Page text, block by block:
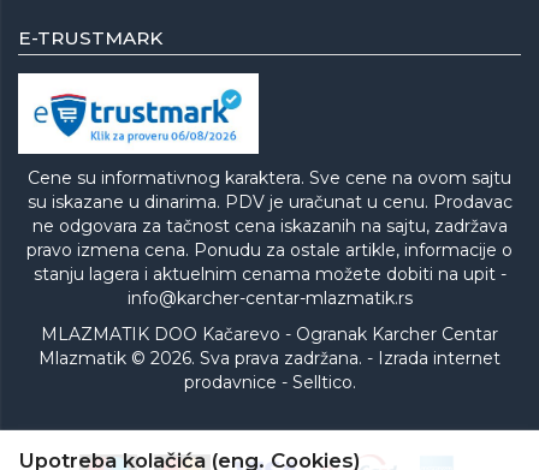
E-TRUSTMARK
Cene su informativnog karaktera. Sve cene na ovom sajtu
su iskazane u dinarima. PDV je uračunat u cenu. Prodavac
ne odgovara za tačnost cena iskazanih na sajtu, zadržava
pravo izmena cena. Ponudu za ostale artikle, informacije o
stanju lagera i aktuelnim cenama možete dobiti na upit -
info@karcher-centar-mlazmatik.rs
MLAZMATIK DOO Kačarevo - Ogranak Karcher Centar
Mlazmatik © 2026. Sva prava zadržana. - Izrada internet
prodavnice - Selltico.
Upotreba kolačića (eng. Cookies)